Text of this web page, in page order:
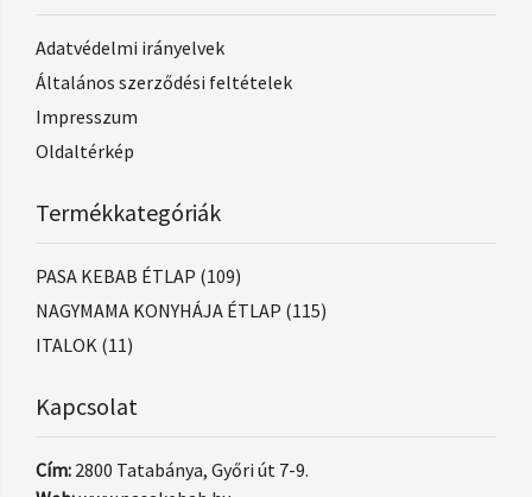
Adatvédelmi irányelvek
Általános szerződési feltételek
Impresszum
Oldaltérkép
Termékkategóriák
PASA KEBAB ÉTLAP (109)
NAGYMAMA KONYHÁJA ÉTLAP (115)
ITALOK (11)
Kapcsolat
Cím: 2800 Tatabánya, Győri út 7-9.